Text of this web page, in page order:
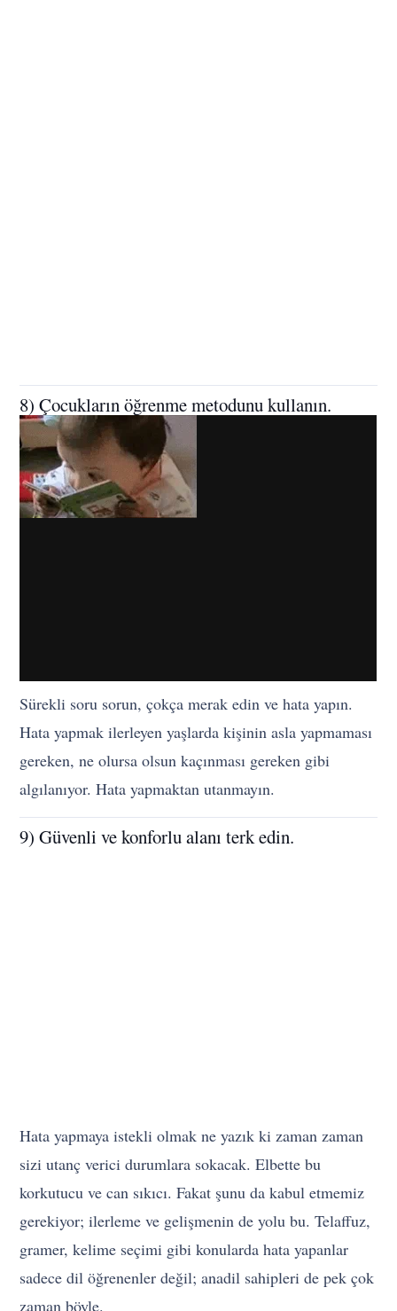
8) Çocukların öğrenme metodunu kullanın.
Sürekli soru sorun, çokça merak edin ve hata yapın.
Hata yapmak ilerleyen yaşlarda kişinin asla yapmaması
gereken, ne olursa olsun kaçınması gereken gibi
algılanıyor. Hata yapmaktan utanmayın.
9) Güvenli ve konforlu alanı terk edin.
Hata yapmaya istekli olmak ne yazık ki zaman zaman
sizi utanç verici durumlara sokacak. Elbette bu
korkutucu ve can sıkıcı. Fakat şunu da kabul etmemiz
gerekiyor; ilerleme ve gelişmenin de yolu bu. Telaffuz,
gramer, kelime seçimi gibi konularda hata yapanlar
sadece dil öğrenenler değil; anadil sahipleri de pek çok
zaman böyle.